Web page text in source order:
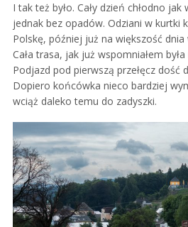
I tak też było. Cały dzień chłodno
jednak bez opadów. Odziani w kurtki
Polskę, później już na większość
Cała trasa, jak już wspomniałem
Podjazd pod pierwszą przełęcz dość
Dopiero końcówka nieco bardziej
wciąż daleko temu do zadyszki.